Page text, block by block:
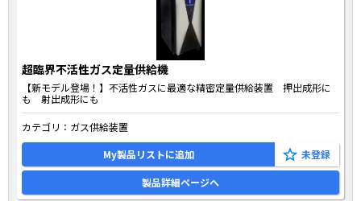
超臨界不活性ガス定量供給機
【新モデル登場！】不活性ガスに最適な精密定量供給装置 押出成形に
も 射出成形にも
カテゴリ： ガス供給装置
My製品リストに追加
製品詳細ページへ